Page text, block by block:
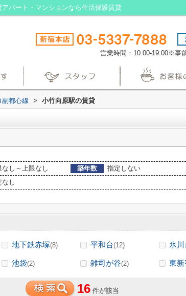
パート・マンションなら生活保護賃貸
営業時間：10:00-19:00※事
副都心線 > 小竹向原駅の賃貸
なし～上限なし 築年数
指定しない
なし
地下鉄赤塚(8) 平和台(12) 氷川
池袋(2) 雑司が谷(2) 東新
16 件が該当